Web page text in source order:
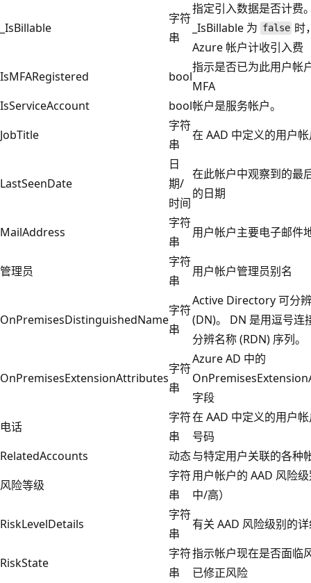
_IsBillable
字符
串
指定引入数据是否计费
_IsBillable 为 false 时
Azure 帐户计收引入费
IsMFARegistered
bool
指示是否已为此用户帐
MFA
IsServiceAccount
bool帐户是服务帐户。
JobTitle
字符
串
在 AAD 中定义的用户
LastSeenDate
日
期/
时间
在此帐户中观察到的最
的日期
MailAddress
字符
串
用户帐户主要电子邮件
管理员
字符
串
用户帐户管理员别名
OnPremisesDistinguishedName
字符
串
Active Directory 可分
(DN)。 DN 是用逗号连
分辨名称 (RDN) 序列。
OnPremisesExtensionAttributes
字符
串
Azure AD 中的
字段
电话
字符
串
在 AAD 中定义的用户
号码
RelatedAccounts
动态与特定用户关联的各种
风险等级
字符
串
用户帐户的 AAD 风险
中/高）
RiskLevelDetails
字符
串
有关 AAD 风险级别的
RiskState
字符
串
指示帐户现在是否面临
已修正风险